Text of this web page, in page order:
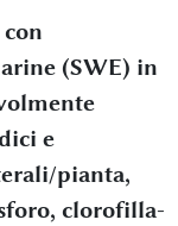
(SWE) in
e
pianta,
clorofilla-